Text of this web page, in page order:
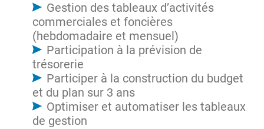
Gestion des tableaux d’activités
commerciales et foncières
(hebdomadaire et mensuel)
Participation à la prévision de
trésorerie
Participer à la construction du budget
et du plan sur 3 ans
Optimiser et automatiser les tableaux
de gestion